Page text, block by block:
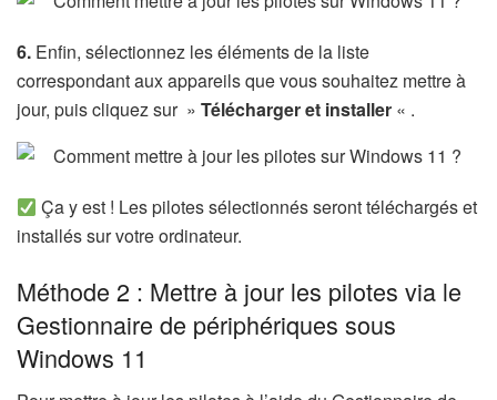
6. Enfin, sélectionnez les éléments de la liste
correspondant aux appareils que vous souhaitez mettre à
jour, puis cliquez sur » Télécharger et installer « .
Ça y est ! Les pilotes sélectionnés seront téléchargés et
installés sur votre ordinateur.
Méthode 2 : Mettre à jour les pilotes via le
Gestionnaire de périphériques sous
Windows 11